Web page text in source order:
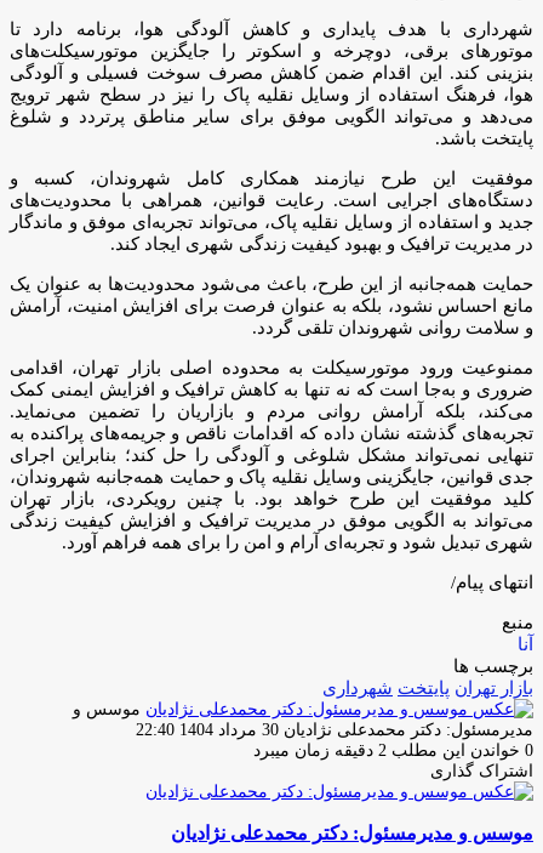
شهرداری با هدف پایداری و کاهش آلودگی هوا، برنامه دارد تا
موتورهای برقی، دوچرخه و اسکوتر را جایگزین موتورسیکلت‌های
بنزینی کند. این اقدام ضمن کاهش مصرف سوخت فسیلی و آلودگی
هوا، فرهنگ استفاده از وسایل نقلیه پاک را نیز در سطح شهر ترویج
می‌دهد و می‌تواند الگویی موفق برای سایر مناطق پرتردد و شلوغ
پایتخت باشد.
موفقیت این طرح نیازمند همکاری کامل شهروندان، کسبه و
دستگاه‌های اجرایی است. رعایت قوانین، همراهی با محدودیت‌های
جدید و استفاده از وسایل نقلیه پاک، می‌تواند تجربه‌ای موفق و ماندگار
در مدیریت ترافیک و بهبود کیفیت زندگی شهری ایجاد کند.
حمایت همه‌جانبه از این طرح، باعث می‌شود محدودیت‌ها به عنوان یک
مانع احساس نشود، بلکه به عنوان فرصت برای افزایش امنیت، آرامش
و سلامت روانی شهروندان تلقی گردد.
ممنوعیت ورود موتورسیکلت به محدوده اصلی بازار تهران، اقدامی
ضروری و به‌جا است که نه تنها به کاهش ترافیک و افزایش ایمنی کمک
می‌کند، بلکه آرامش روانی مردم و بازاریان را تضمین می‌نماید.
تجربه‌های گذشته نشان داده که اقدامات ناقص و جریمه‌های پراکنده به
تنهایی نمی‌تواند مشکل شلوغی و آلودگی را حل کند؛ بنابراین اجرای
جدی قوانین، جایگزینی وسایل نقلیه پاک و حمایت همه‌جانبه شهروندان،
کلید موفقیت این طرح خواهد بود. با چنین رویکردی، بازار تهران
می‌تواند به الگویی موفق در مدیریت ترافیک و افزایش کیفیت زندگی
شهری تبدیل شود و تجربه‌ای آرام و امن را برای همه فراهم آورد.
انتهای پیام/
منبع
آنا
برچسب ها
بازار تهران پایتخت شهرداری
موسس و
مدیرمسئول: دکتر محمدعلی نژادیان ارسال
ایمیل
30 مرداد 1404 22:40
0 خواندن این مطلب 2 دقیقه زمان میبرد
اشتراک گذاری
فیس
توئیتر
لینکدین
واتس
تلگرام
اشتراک
از
چاپ
موسس و مدیرمسئول: دکتر محمدعلی نژادیان